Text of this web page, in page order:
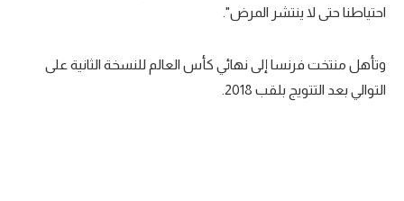
احتياطنا حتى لا ينتشر المرض".
وتأهل منتخت فرنسا إلى نهائي كأس العالم للنسخة الثانية على
التوالي بعد التتويج بلقب 2018.